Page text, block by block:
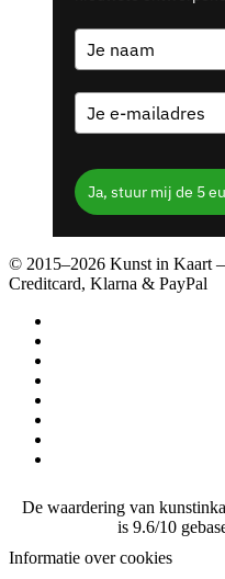
Ja, stuur mij de 5
© 2015–2026 Kunst in Kaart
Creditcard, Klarna & PayPal
De waardering van
is 9.6/10
Informatie over cookies